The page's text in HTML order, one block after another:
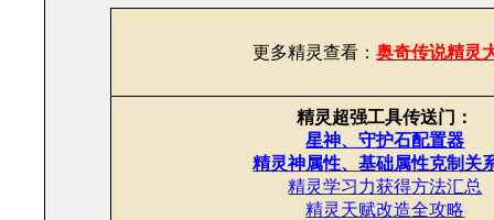
更多精灵查看：奥奇传说精灵
精灵超强工具传送门：
星神、守护石配置器
精灵神属性、基础属性克制关
精灵学习力获得方法汇总
精灵天赋改造全攻略